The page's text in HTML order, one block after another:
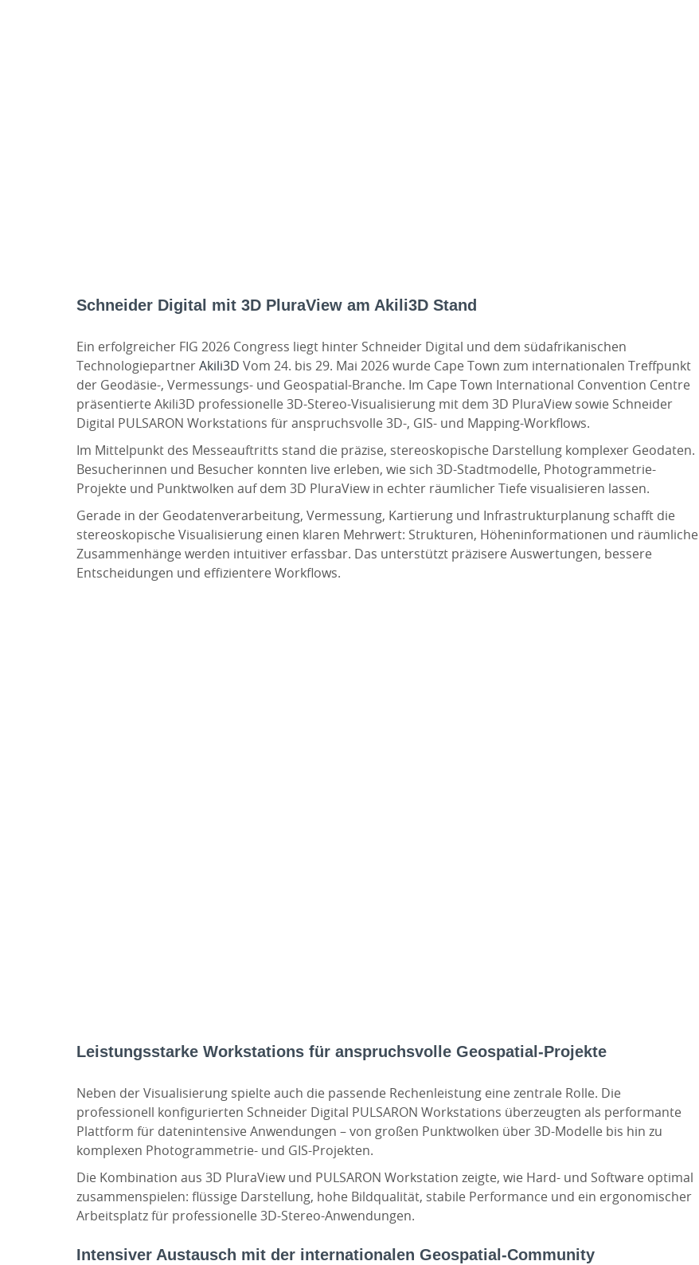
Schneider Digital mit 3D PluraView am Akili3D Stand
Ein erfolgreicher FIG 2026 Congress liegt hinter Schneider Digital und dem südafrikanischen
TechnologiepartnerAkili3D Vom 24. bis 29. Mai 2026 wurde Cape Town zum internationalen Treffpunkt
der Geodäsie-, Vermessungs- und Geospatial-Branche. Im Cape Town International Convention Centre
präsentierte Akili3D professionelle 3D-Stereo-Visualisierung mit dem 3D PluraView sowie Schneider
Digital PULSARON Workstations für anspruchsvolle 3D-, GIS- und Mapping-Workflows.
Im Mittelpunkt des Messeauftritts stand die präzise, stereoskopische Darstellung komplexer Geodaten.
Besucherinnen und Besucher konnten live erleben, wie sich 3D-Stadtmodelle, Photogrammetrie-
Projekte und Punktwolken auf dem 3D PluraView in echter räumlicher Tiefe visualisieren lassen.
Gerade in der Geodatenverarbeitung, Vermessung, Kartierung und Infrastrukturplanung schafft die
stereoskopische Visualisierung einen klaren Mehrwert: Strukturen, Höheninformationen und räumliche
Zusammenhänge werden intuitiver erfassbar. Das unterstützt präzisere Auswertungen, bessere
Entscheidungen und effizientere Workflows.
Leistungsstarke Workstations für anspruchsvolle Geospatial-Projekte
Neben der Visualisierung spielte auch die passende Rechenleistung eine zentrale Rolle. Die
professionell konfigurierten Schneider Digital PULSARON Workstations überzeugten als performante
Plattform für datenintensive Anwendungen – von großen Punktwolken über 3D-Modelle bis hin zu
komplexen Photogrammetrie- und GIS-Projekten.
Die Kombination aus 3D PluraView und PULSARON Workstation zeigte, wie Hard- und Software optimal
zusammenspielen: flüssige Darstellung, hohe Bildqualität, stabile Performance und ein ergonomischer
Arbeitsplatz für professionelle 3D-Stereo-Anwendungen.
Intensiver Austausch mit der internationalen Geospatial-Community